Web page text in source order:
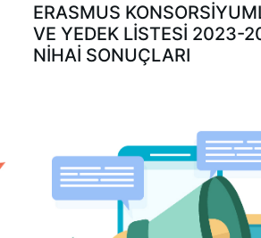
ERASMUS
VE YEDEK LISTESI 2023-
NIHAI SONUÇLARI